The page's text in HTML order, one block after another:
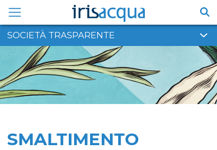
contenuto
SOCIETÀ TRASPARENTE
SMALTIMENTO